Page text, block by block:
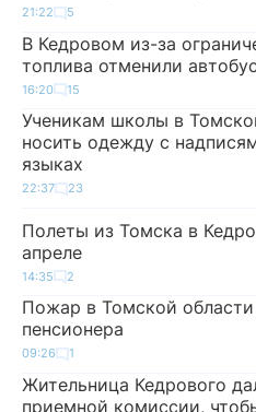
21:22 5
В Кедровом из-за
топлива отменили
16:20 15
Ученикам школы в
носить одежду с
языках
22:37 23
Полеты из Томска в
апреле
14:35 2
Пожар в Томской области
пенсионера
09:26 1
Жительница Кедрового
приемной комиссии,